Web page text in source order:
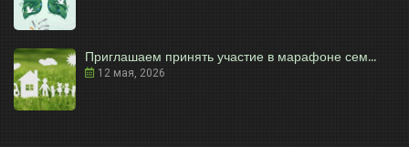
Приглашаем принять участие в марафоне сем...
12 мая, 2026